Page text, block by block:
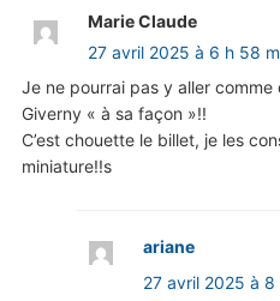
Marie Claude
27 avril 2025 à 6 h 58
Je ne pourrai pas y aller comme
Giverny « à sa façon »!!
C’est chouette le billet, je les
miniature!!s
ariane
27 avril 2025 à 8